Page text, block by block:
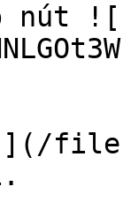
nút
files/